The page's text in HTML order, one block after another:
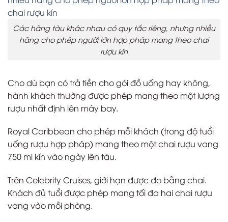
Các hãng tàu khác nhau có quy tắc riêng, nhưng nhiều
hãng cho phép người lớn hợp pháp mang theo chai
rượu kín
Cho dù bạn có trả tiền cho gói đồ uống hay không,
hành khách thường được phép mang theo một lượng
rượu nhất định lên máy bay.
Royal Caribbean cho phép mỗi khách (trong độ tuổi
uống rượu hợp pháp) mang theo một chai rượu vang
750 ml kín vào ngày lên tàu.
Trên Celebrity Cruises, giới hạn được đo bằng chai.
Khách đủ tuổi được phép mang tối đa hai chai rượu
vang vào mỗi phòng.